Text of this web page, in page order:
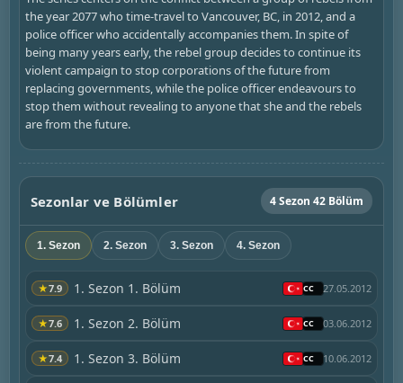
the year 2077 who time-travel to Vancouver, BC, in 2012, and a
police officer who accidentally accompanies them. In spite of
being many years early, the rebel group decides to continue its
violent campaign to stop corporations of the future from
replacing governments, while the police officer endeavours to
stop them without revealing to anyone that she and the rebels
are from the future.
Sezonlar ve Bölümler 4 Sezon 42 Bölüm
1. Sezon 2. Sezon 3. Sezon 4. Sezon
★7.9 1. Sezon 1. Bölüm 27.05.2012
★7.6 1. Sezon 2. Bölüm 03.06.2012
★7.4 1. Sezon 3. Bölüm 10.06.2012